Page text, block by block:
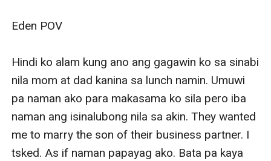
Eden POV
Hindi ko alam kung ano ang gagawin ko sa sinabi
nila mom at dad kanina sa lunch namin. Umuwi
pa naman ako para makasama ko sila pero iba
naman ang isinalubong nila sa akin. They wanted
me to marry the son of their business partner. I
tsked. As if naman papayag ako. Bata pa kaya